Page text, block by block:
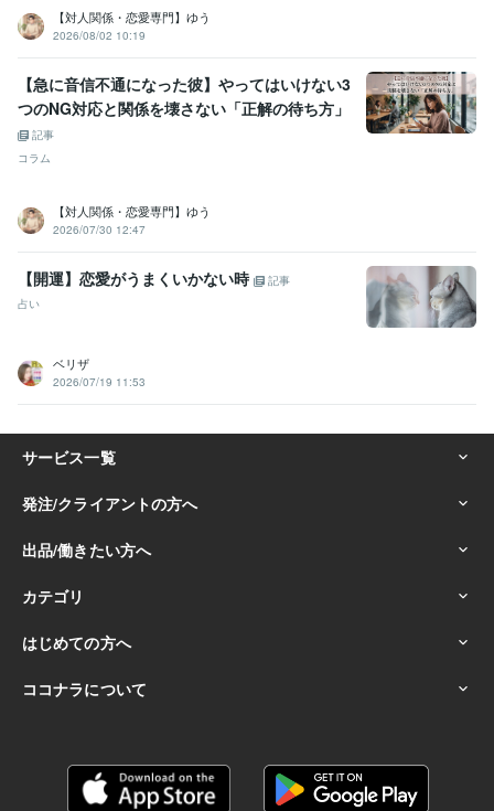
【対人関係・恋愛専門】ゆう
2026/08/02 10:19
【急に音信不通になった彼】やってはいけない3
つのNG対応と関係を壊さない「正解の待ち方」
記事
コラム
【対人関係・恋愛専門】ゆう
2026/07/30 12:47
【開運】恋愛がうまくいかない時
記事
占い
ベリザ
2026/07/19 11:53